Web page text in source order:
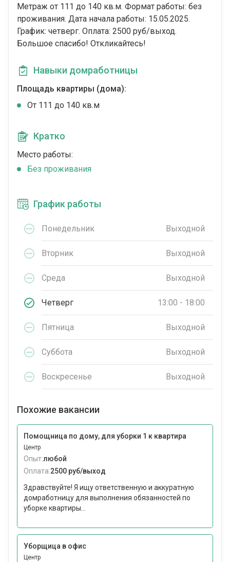
Метраж от 111 до 140 кв.м. Формат работы: без
проживания. Дата начала работы: 15.05.2025.
График: четверг. Оплата: 2500 руб/выход.
Большое спасибо! Откликайтесь!
Навыки домработницы
Площадь квартиры (дома):
От 111 до 140 кв.м
Кратко
Место работы:
Без проживания
График работы
Понедельник Выходной
Вторник Выходной
Среда Выходной
Четверг 13:00 - 18:00
Пятница Выходной
Суббота Выходной
Воскресенье Выходной
Похожие вакансии
Помощница по дому, для уборки 1 к квартира
Центр
Опыт:любой
Оплата:2500 руб/выход
Здравствуйте! Я ищу ответственную и аккуратную
домработницу для выполнения обязанностей по
уборке квартиры...
Уборщица в офис
Центр